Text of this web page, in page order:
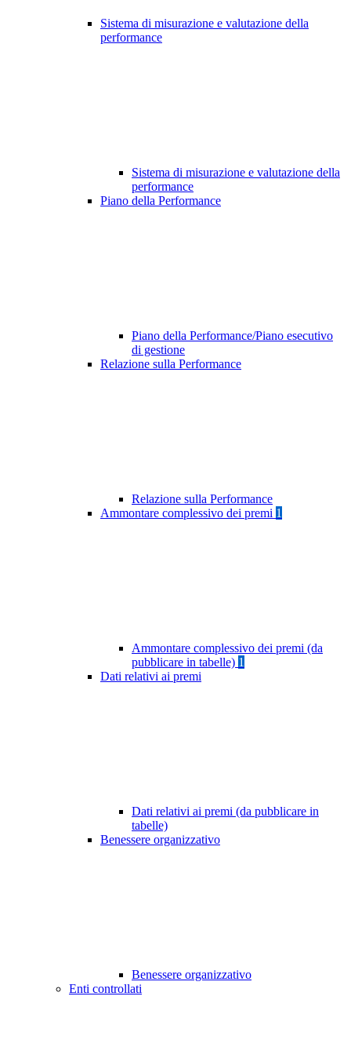
Sistema di misurazione e valutazione della
performance
Sistema di misurazione e valutazione della
performance
Piano della Performance
Piano della Performance/Piano esecutivo
di gestione
Relazione sulla Performance
Relazione sulla Performance
Ammontare complessivo dei premi 1
Ammontare complessivo dei premi (da
pubblicare in tabelle) 1
Dati relativi ai premi
Dati relativi ai premi (da pubblicare in
tabelle)
Benessere organizzativo
Benessere organizzativo
Enti controllati